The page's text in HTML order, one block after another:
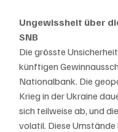
Ungewissheit über
SNB
Die grösste
künftigen
Nationalbank. Die
Krieg in der Ukraine
sich teilweise ab, und
volatil. Diese